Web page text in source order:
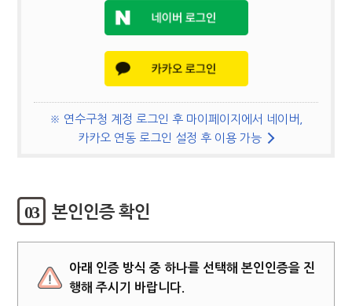
※ 연수구청 계정 로그인 후 마이페이지에서 네이버,
카카오 연동 로그인 설정 후 이용 가능
03 본인인증 확인
아래 인증 방식 중 하나를 선택해 본인인증을 진
행해 주시기 바랍니다.